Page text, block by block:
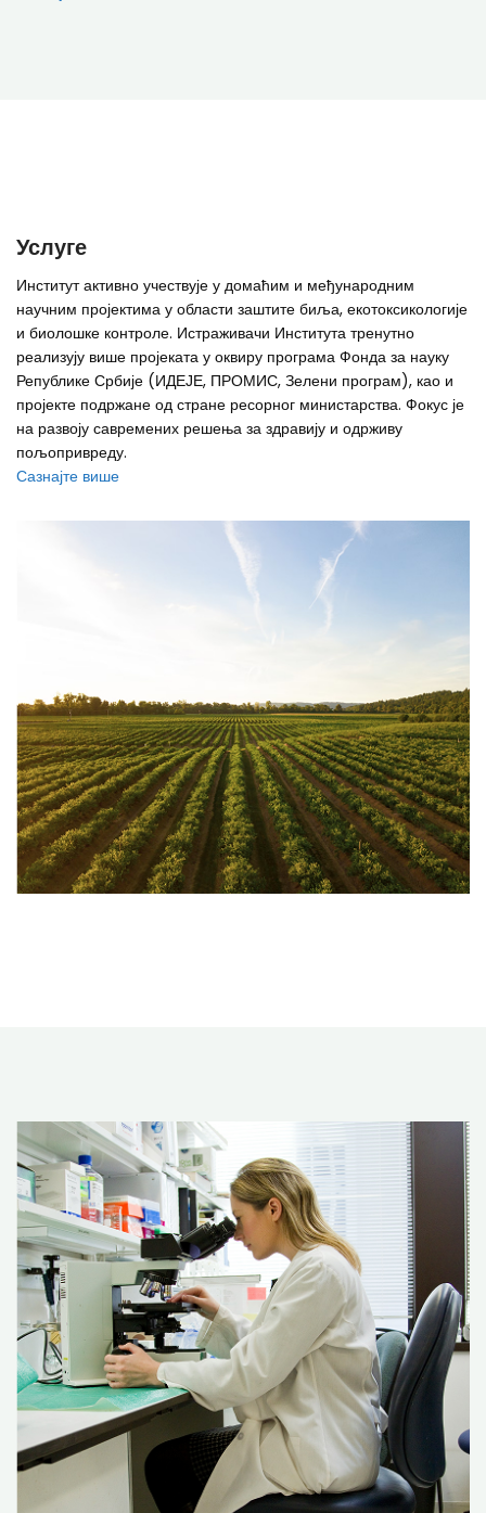
Услуге
Институт активно учествује у домаћим и међународним
научним пројектима у области заштите биља, екотоксикологије
и биолошке контроле. Истраживачи Института тренутно
реализују више пројеката у оквиру програма Фонда за науку
Републике Србије (ИДЕЈЕ, ПРОМИС, Зелени програм), као и
пројекте подржане од стране ресорног министарства. Фокус је
на развоју савремених решења за здравију и одрживу
пољопривреду.
Сазнајте више